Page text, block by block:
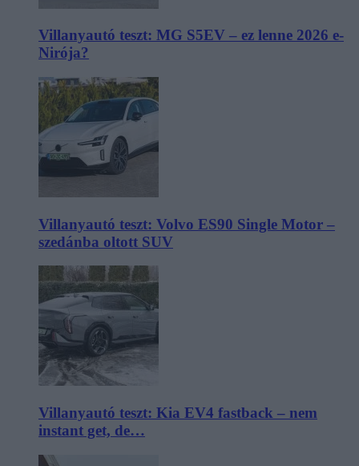
Villanyautó teszt: MG S5EV – ez lenne 2026 e-
Nirója?
Villanyautó teszt: Volvo ES90 Single Motor –
szedánba oltott SUV
Villanyautó teszt: Kia EV4 fastback – nem
instant get, de…